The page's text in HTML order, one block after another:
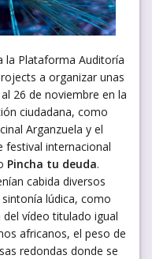
la Plataforma Auditoría
a organizar unas
26 de noviembre en la
ciudadana, como
Arganzuela y el
festival internacional
Pincha tu deuda.
cabida diversos
lúdica, como
vídeo titulado igual
africanos, el peso de
redondas donde se